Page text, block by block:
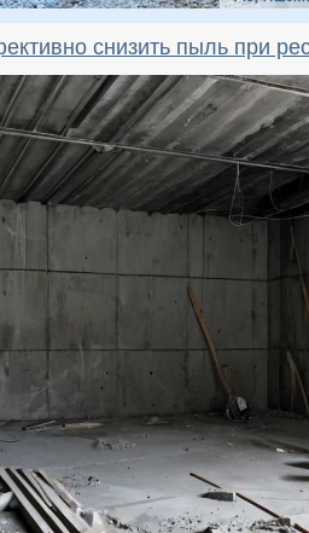
снизить пыль при